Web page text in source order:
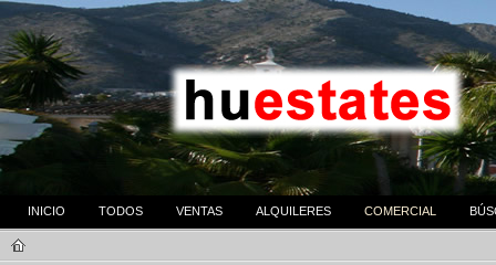
INICIO TODOS VENTAS ALQUILERES COMERCIAL